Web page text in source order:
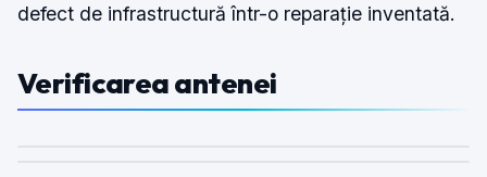
defect de infrastructură într-o reparație inventată.
Verificarea antenei